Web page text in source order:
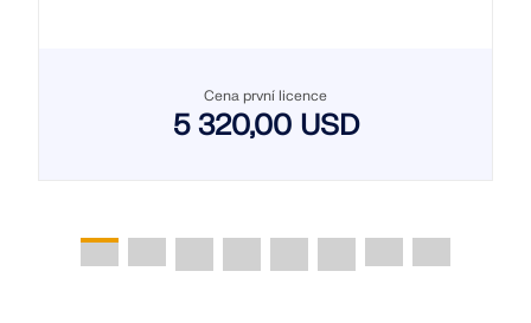
Cena první licence
5 320,00 USD